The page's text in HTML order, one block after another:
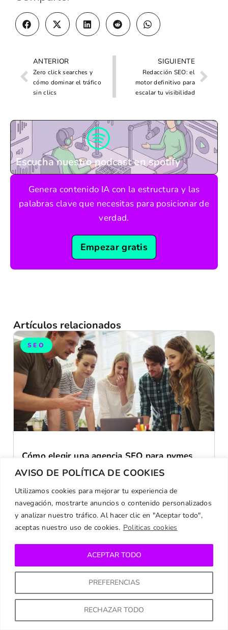
AVISO DE POLÍTICA DE COOKIES
Utilizamos cookies para mejorar tu experiencia de
navegación, mostrarte anuncios o contenido personalizados
y analizar nuestro tráfico. Al hacer clic en "Aceptar todo",
aceptas nuestro uso de cookies. Politicas cookies
PREFERENCIAS
RECHAZAR TODO
ACEPTAR TODO
ANTERIOR
Zero click searches y
cómo dominar el tráfico
sin clics
SIGUIENTE
Redacción SEO: el
motor definitivo para
escalar tu visibilidad
Escucha nuestro podcast en spotify
Genera contenido IA con la estructura y las
palabras clave que necesitas para posicionar de
verdad.
Empezar gratis
Artículos relacionados
SEO
Cómo elegir una agencia SEO para pymes
sin perder dinero
Antes de pagar por una agencia SEO para
pymes, mira esta checklist: 4 pilares, señales de
alarma y cómo evaluar sin caer en humo.
Leer Más
SEO